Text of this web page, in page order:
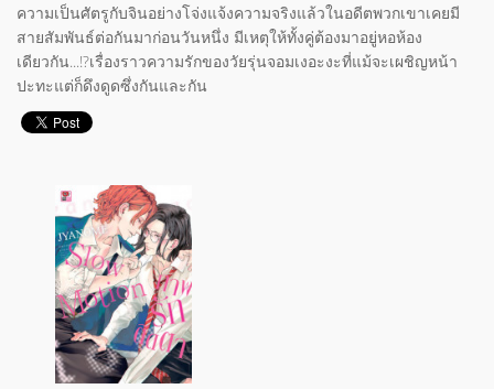
ความเป็นศัตรูกับจินอย่างโจ่งแจ้งความจริงแล้วในอดีตพวกเขาเคยมี
สายสัมพันธ์ต่อกันมาก่อนวันหนึ่ง มีเหตุให้ทั้งคู่ต้องมาอยู่หอห้อง
เดียวกัน...!?เรื่องราวความรักของวัยรุ่นจอมเงอะงะที่แม้จะเผชิญหน้า
ปะทะแต่ก็ดึงดูดซึ่งกันและกัน